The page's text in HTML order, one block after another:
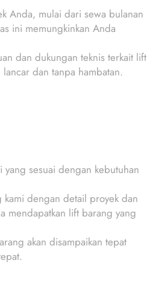
Anda, mulai dari sewa bulanan
ini memungkinkan Anda
dan dukungan teknis terkait lift
dan tanpa hambatan.
sesuai dengan kebutuhan
dengan detail proyek dan
mendapatkan lift barang yang
akan disampaikan tepat